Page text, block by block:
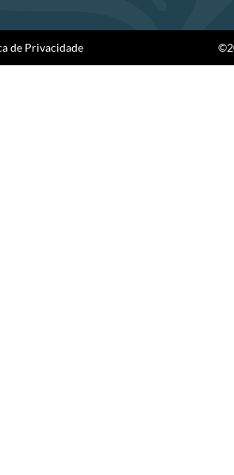
de Privacidade